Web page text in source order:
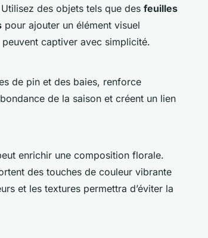
des objets tels que des feuilles
pour ajouter un élément visuel
captiver avec simplicité.
de pin et des baies, renforce
de la saison et créent un lien
enrichir une composition florale.
des touches de couleur vibrante
et les textures permettra d’éviter la